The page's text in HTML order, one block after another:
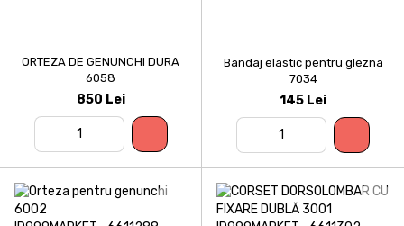
ORTEZA DE GENUNCHI DURA
6058
850 Lei
Bandaj elastic pentru glezna
7034
145 Lei